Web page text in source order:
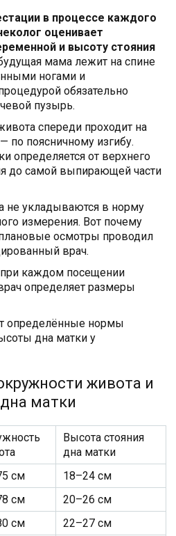
в процессе каждого
оценивает
и высоту стояния
мама лежит на спине
ногами и
обязательно
пузырь.
спереди проходит на
по поясничному изгибу.
определяется от верхнего
до самой выпирающей части
не укладываются в норму
измерения. Вот почему
осмотры проводил
врач.
каждом посещении
определяет размеры
определённые нормы
дна матки у
живота и
матки
Высота стояния
дна матки
см
18–24 см
см
20–26 см
см 22–27 см